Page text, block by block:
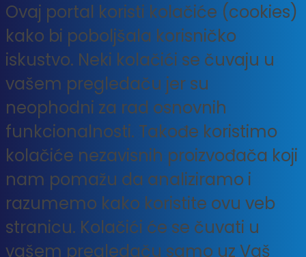
Ovaj portal koristi kolačiće (cookies)
kako bi poboljšala korisničko
iskustvo. Neki kolačići se čuvaju u
vašem pregledaču jer su
neophodni za rad osnovnih
funkcionalnosti. Takođe koristimo
kolačiće nezavisnih proizvođača koji
nam pomažu da analiziramo i
razumemo kako koristite ovu veb
stranicu. Kolačići će se čuvati u
vašem pregledaču samo uz Vaš